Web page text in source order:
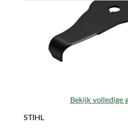
Bekijk volledige
STIHL